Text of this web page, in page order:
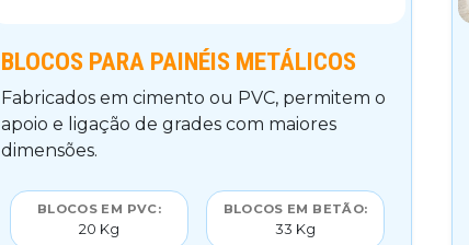
BLOCOS PARA PAINÉIS METÁLICOS
Fabricados em cimento ou PVC, permitem o
apoio e ligação de grades com maiores
dimensões.
BLOCOS EM PVC:
20 Kg
BLOCOS EM BETÃO:
33 Kg